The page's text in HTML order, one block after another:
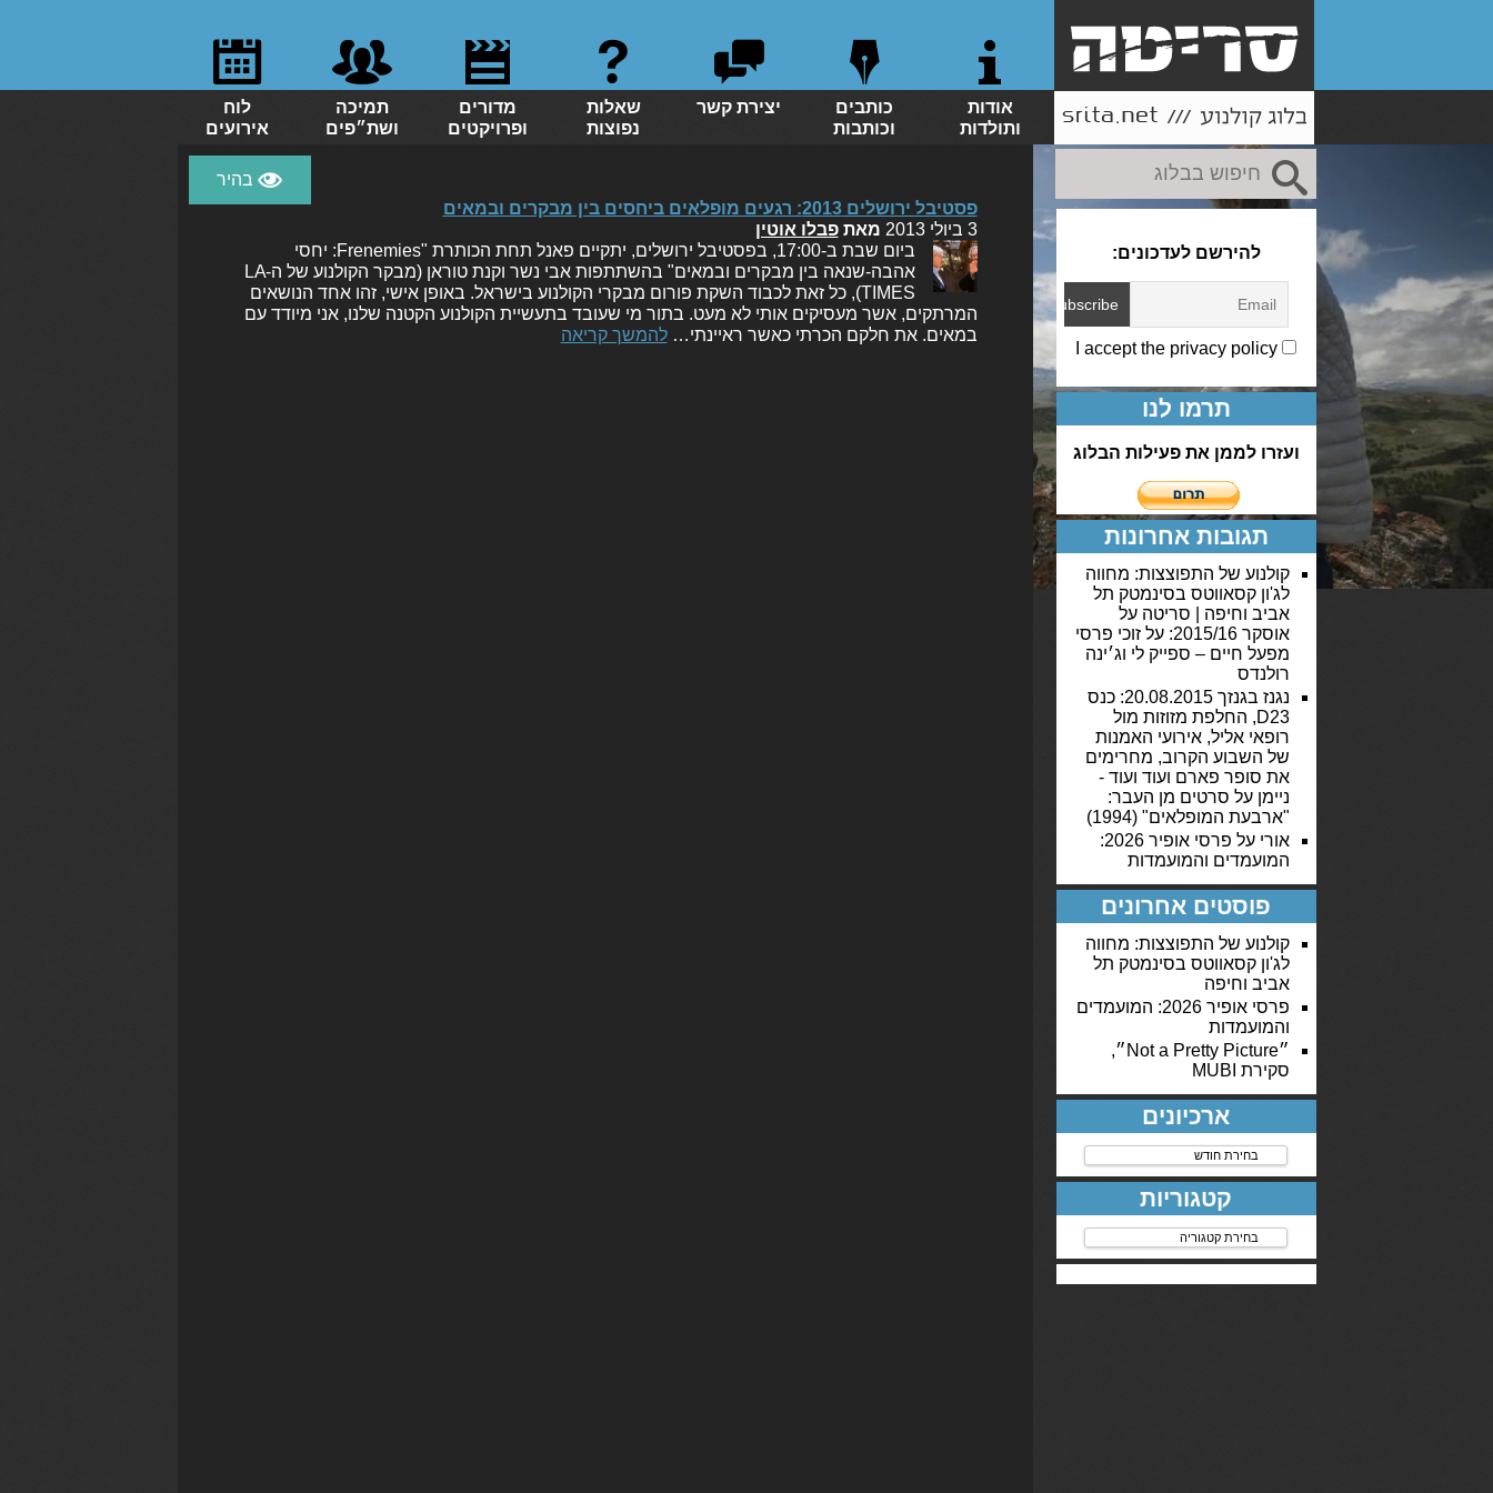
אודות
ותולדות
כותבים
וכותבות
יצירת קשר
שאלות
נפוצות
מדורים
ופרויקטים
תמיכה
ושת״פים
לוח
אירועים
להירשם לעדכונים:
תרמו לנו
ועזרו לממן את פעילות הבלוג
תגובות אחרונות
קולנוע של התפוצצות: מחווה
לג'ון קסאווטס בסינמטק תל
אביב וחיפה | סריטה על
אוסקר 2015/16: על זוכי פרסי
מפעל חיים – ספייק לי וג׳ינה
רולנדס
נגנז בגנזך 20.08.2015: כנס
D23, החלפת מזוזות מול
רופאי אליל, אירועי האמנות
של השבוע הקרוב, מחרימים
את סופר פארם ועוד ועוד -
ניימן על סרטים מן העבר:
"ארבעת המופלאים" (1994)
אורי על
פרסי אופיר 2026:
המועמדים והמועמדות
פוסטים אחרונים
קולנוע של התפוצצות: מחווה
לג'ון קסאווטס בסינמטק תל
אביב וחיפה
פרסי אופיר 2026: המועמדים
והמועמדות
״Not a Pretty Picture״,
סקירת MUBI
ארכיונים
ארכיונים
קטגוריות
קטגוריות
פסטיבל ירושלים 2013: רגעים מופלאים ביחסים בין מבקרים ובמאים
3 ביולי 2013
מאתפבלו אוטין
ביום שבת ב-17:00, בפסטיבל ירושלים, יתקיים פאנל תחת הכותרת "Frenemies: יחסי
אהבה-שנאה בין מבקרים ובמאים" בהשתתפות אבי נשר וקנת טוראן (מבקר הקולנוע של ה-LA
TIMES), כל זאת לכבוד השקת פורום מבקרי הקולנוע בישראל. באופן אישי, זהו אחד הנושאים
המרתקים, אשר מעסיקים אותי לא מעט. בתור מי שעובד בתעשיית הקולנוע הקטנה שלנו, אני מיודד עם
במאים. את חלקם הכרתי כאשר ראיינתי…להמשך קריאה